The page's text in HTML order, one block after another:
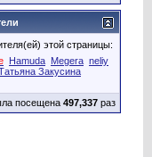
этой страницы:
Hamuda Megera neliy
Закусина
посещена 497,337 раз